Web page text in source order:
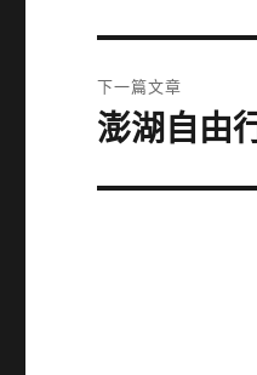
篇
文
章:
下一篇文章
下
篇
澎湖自由